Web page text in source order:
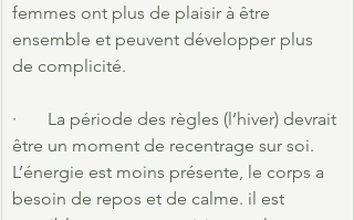
femmes ont plus de plaisir à être
ensemble et peuvent développer plus
de complicité.
·       La période des règles (l’hiver) devrait
être un moment de recentrage sur soi.
L’énergie est moins présente, le corps a
besoin de repos et de calme. il est